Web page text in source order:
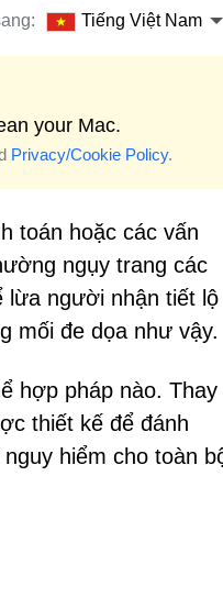
Tiếng Việt Nam
your Mac.
Privacy/Cookie Policy.
toán hoặc các vấn
ngụy trang các
lừa người nhận tiết lộ
mối đe dọa như vậy.
hợp pháp nào. Thay
thiết kế để đánh
hiểm cho toàn